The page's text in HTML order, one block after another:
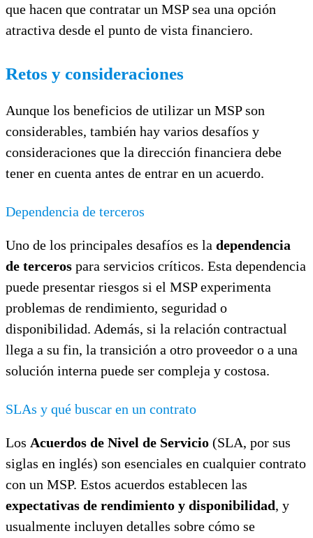
que hacen que contratar un MSP sea una opción
atractiva desde el punto de vista financiero.
Retos y consideraciones
Aunque los beneficios de utilizar un MSP son
considerables, también hay varios desafíos y
consideraciones que la dirección financiera debe
tener en cuenta antes de entrar en un acuerdo.
Dependencia de terceros
Uno de los principales desafíos es la dependencia
de terceros para servicios críticos. Esta dependencia
puede presentar riesgos si el MSP experimenta
problemas de rendimiento, seguridad o
disponibilidad. Además, si la relación contractual
llega a su fin, la transición a otro proveedor o a una
solución interna puede ser compleja y costosa.
SLAs y qué buscar en un contrato
Los Acuerdos de Nivel de Servicio (SLA, por sus
siglas en inglés) son esenciales en cualquier contrato
con un MSP. Estos acuerdos establecen las
expectativas de rendimiento y disponibilidad, y
usualmente incluyen detalles sobre cómo se